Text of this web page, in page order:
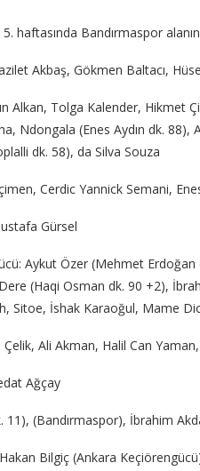
haftasında Bandırmaspor
Akbaş, Gökmen Baltacı,
Alkan, Tolga Kalender,
Ndongala (Enes Aydın dk.
dk. 58), da Silva Souza
Cerdic Yannick Semani,
Gürsel
Aykut Özer (Mehmet
(Haqi Osman dk. 90 +2),
Sitoe, İshak Karaoğul, Mame
Çelik, Ali Akman, Halil Can
Ağçay
11), (Bandırmaspor), İbrahim
Bilgiç (Ankara